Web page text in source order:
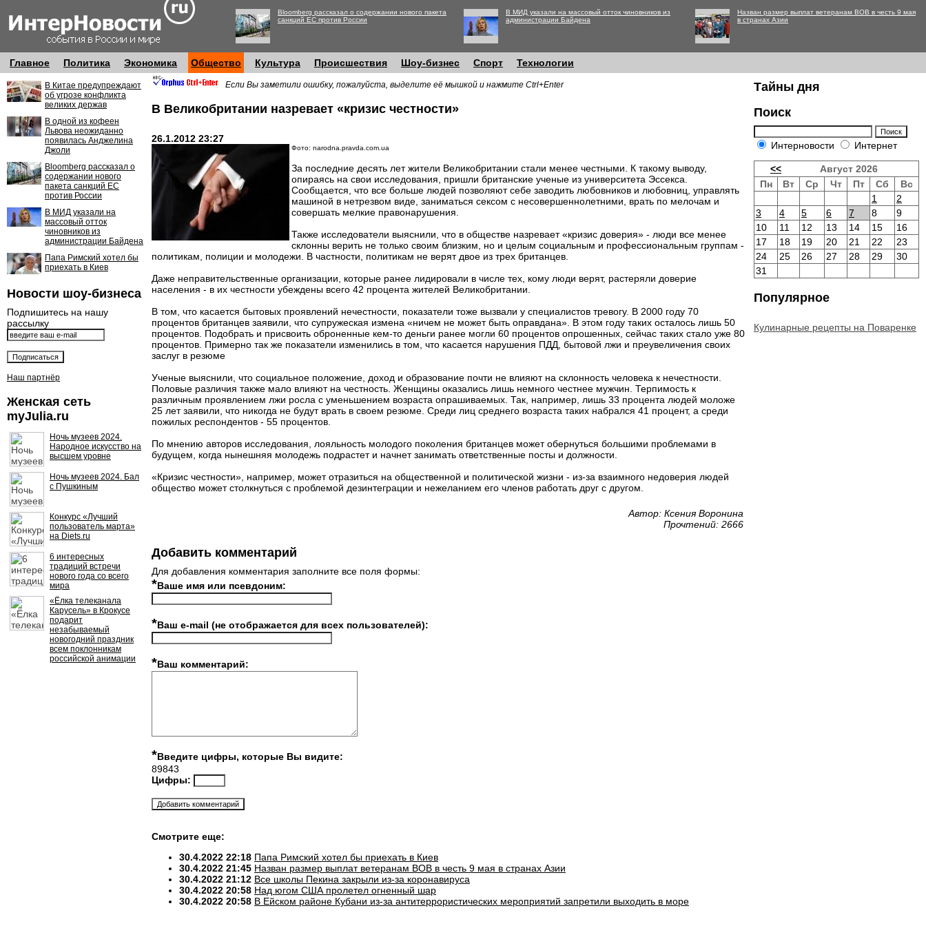
Bloomberg рассказал о содержании нового пакета
санкций ЕС против России
В МИД указали на массовый отток чиновников из
администрации Байдена
Назван размер выплат ветеранам ВОВ в честь 9 мая
в странах Азии
Главное Политика Экономика Общество Культура Происшествия Шоу-бизнес Спорт Технологии
В Китае предупреждают
об угрозе конфликта
великих держав
В одной из кофеен
Львова неожиданно
появилась Анджелина
Джоли
Bloomberg рассказал о
содержании нового
пакета санкций ЕС
против России
В МИД указали на
массовый отток
чиновников из
администрации Байдена
Папа Римский хотел бы
приехать в Киев
Новости шоу-бизнеса
Подпишитесь на нашу
рассылку
Наш партнёр
Женская сеть
myJulia.ru
Ночь музеев 2024.
Народное искусство на
высшем уровне
Ночь музеев 2024. Бал
с Пушкиным
Конкурс «Лучший
пользователь марта»
на Diets.ru
6 интересных
традиций встречи
нового года со всего
мира
«Ёлка телеканала
Карусель» в Крокусе
подарит
незабываемый
новогодний праздник
всем поклонникам
российской анимации
Если Вы заметили ошибку, пожалуйста, выделите её мышкой и нажмите Ctrl+Enter
В Великобритании назревает «кризис честности»
26.1.2012 23:27
Фото: narodna.pravda.com.ua
За последние десять лет жители Великобритании стали менее честными. К такому выводу,
опираясь на свои исследования, пришли британские ученые из университета Эссекса.
Сообщается, что все больше людей позволяют себе заводить любовников и любовниц, управлять
машиной в нетрезвом виде, заниматься сексом с несовершеннолетними, врать по мелочам и
совершать мелкие правонарушения.
Также исследователи выяснили, что в обществе назревает «кризис доверия» - люди все менее
склонны верить не только своим близким, но и целым социальным и профессиональным группам -
политикам, полиции и молодежи. В частности, политикам не верят двое из трех британцев.
Даже неправительственные организации, которые ранее лидировали в числе тех, кому люди верят, растеряли доверие
населения - в их честности убеждены всего 42 процента жителей Великобритании.
В том, что касается бытовых проявлений нечестности, показатели тоже вызвали у специалистов тревогу. В 2000 году 70
процентов британцев заявили, что супружеская измена «ничем не может быть оправдана». В этом году таких осталось лишь 50
процентов. Подобрать и присвоить оброненные кем-то деньги ранее могли 60 процентов опрошенных, сейчас таких стало уже 80
процентов. Примерно так же показатели изменились в том, что касается нарушения ПДД, бытовой лжи и преувеличения своих
заслуг в резюме
Ученые выяснили, что социальное положение, доход и образование почти не влияют на склонность человека к нечестности.
Половые различия также мало влияют на честность. Женщины оказались лишь немного честнее мужчин. Терпимость к
различным проявлением лжи росла с уменьшением возраста опрашиваемых. Так, например, лишь 33 процента людей моложе
25 лет заявили, что никогда не будут врать в своем резюме. Среди лиц среднего возраста таких набрался 41 процент, а среди
пожилых респондентов - 55 процентов.
По мнению авторов исследования, лояльность молодого поколения британцев может обернуться большими проблемами в
будущем, когда нынешняя молодежь подрастет и начнет занимать ответственные посты и должности.
«Кризис честности», например, может отразиться на общественной и политической жизни - из-за взаимного недоверия людей
общество может столкнуться с проблемой дезинтеграции и нежеланием его членов работать друг с другом.
Автор: Ксения Воронина
Прочтений: 2666
Добавить комментарий
Для добавления комментария заполните все поля формы:
*Ваше имя или псевдоним:
*Ваш e-mail (не отображается для всех пользователей):
*Ваш комментарий:
*Введите цифры, которые Вы видите:
89843
Цифры:
Смотрите еще:
30.4.2022 22:18 Папа Римский хотел бы приехать в Киев
30.4.2022 21:45 Назван размер выплат ветеранам ВОВ в честь 9 мая в странах Азии
30.4.2022 21:12 Все школы Пекина закрыли из-за коронавируса
30.4.2022 20:58 Над югом США пролетел огненный шар
30.4.2022 20:58 В Ейском районе Кубани из-за антитеррористических мероприятий запретили выходить в море
Тайны дня
Поиск
Интерновости Интернет
<<
Август 2026
Пн
Вт Ср Чт Пт Сб
Вс
1
2
3
4 5 6 7 8
9
10
11 12 13 14 15
16
17
18 19 20 21 22
23
24
25 26 27 28 29
30
31
Популярное
Кулинарные рецепты на Поваренке